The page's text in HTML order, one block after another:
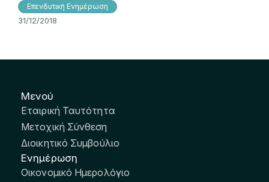
Επενδυτική Ενημέρωση
31/12/2018
Μενού
Εταιρική Ταυτότητα
Μετοχική Σύνθεση
Διοικητικό Συμβούλιο
Ενημέρωση
Οικονομικό Ημερολόγιο